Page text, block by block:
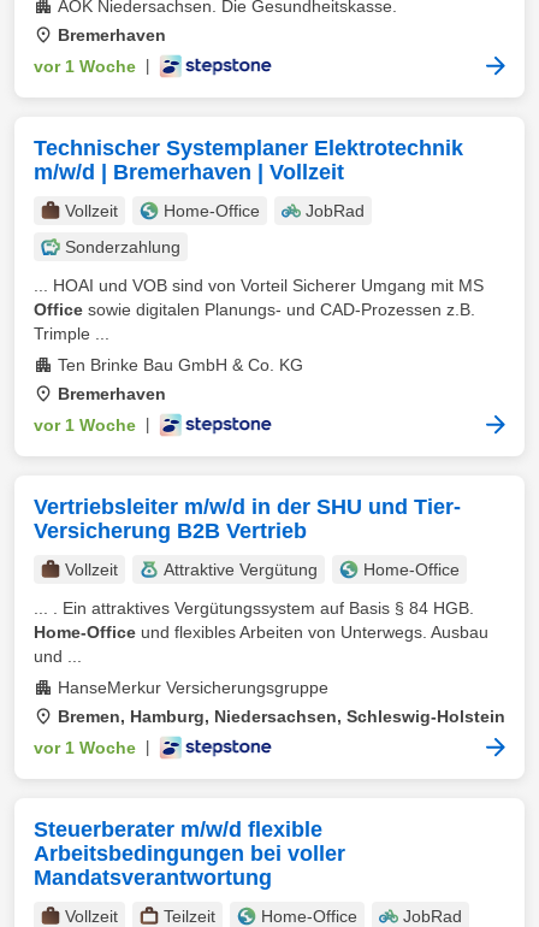
AOK Niedersachsen. Die Gesundheitskasse.
Bremerhaven
vor 1 Woche
Technischer Systemplaner Elektrotechnik
m/w/d | Bremerhaven | Vollzeit
Vollzeit Home-Office
JobRad
Sonderzahlung
... HOAI und VOB sind von Vorteil Sicherer Umgang mit MS
Office sowie digitalen Planungs- und CAD-Prozessen z.B.
Trimple ...
Ten Brinke Bau GmbH & Co. KG
Bremerhaven
vor 1 Woche
Vertriebsleiter m/w/d in der SHU und Tier-
Versicherung B2B Vertrieb
Vollzeit Attraktive Vergütung
Home-Office
... . Ein attraktives Vergütungssystem auf Basis § 84 HGB.
Home-Office und flexibles Arbeiten von Unterwegs. Ausbau
und ...
HanseMerkur Versicherungsgruppe
Bremen, Hamburg, Niedersachsen, Schleswig-Holstein
vor 1 Woche
Steuerberater m/w/d flexible
Arbeitsbedingungen bei voller
Mandatsverantwortung
Vollzeit Teilzeit Home-Office
JobRad